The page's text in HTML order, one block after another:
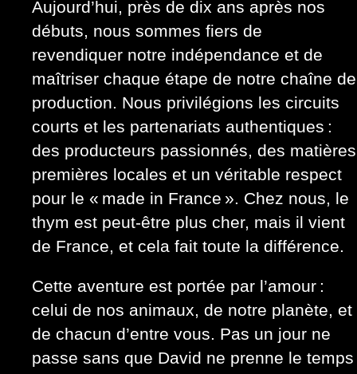
Aujourd’hui, près de dix ans après nos
débuts, nous sommes fiers de
revendiquer notre indépendance et de
maîtriser chaque étape de notre chaîne de
production. Nous privilégions les circuits
courts et les partenariats authentiques :
des producteurs passionnés, des matières
premières locales et un véritable respect
pour le « made in France ». Chez nous, le
thym est peut-être plus cher, mais il vient
de France, et cela fait toute la différence.
Cette aventure est portée par l’amour :
celui de nos animaux, de notre planète, et
de chacun d’entre vous. Pas un jour ne
passe sans que David ne prenne le temps